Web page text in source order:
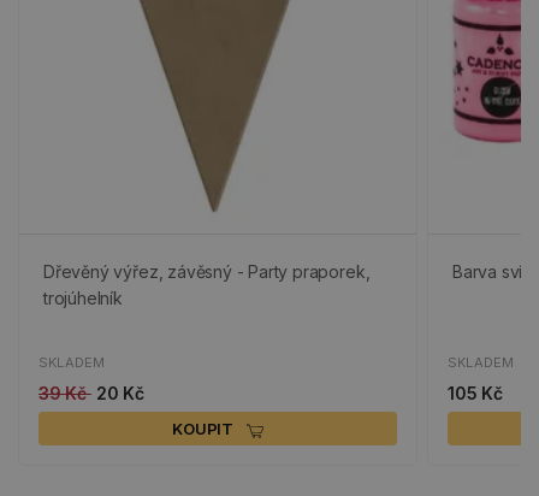
Dřevěný výřez, závěsný - Party praporek,
trojúhelník
SKLADEM
39 Kč 20 Kč
KOUPIT
Barva
SKLADEM
105 Kč